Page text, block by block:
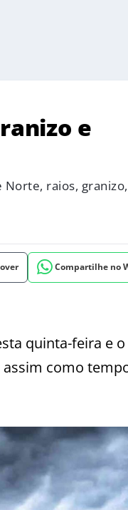
e
raios,
Compartilhe no
quinta-feira e
como